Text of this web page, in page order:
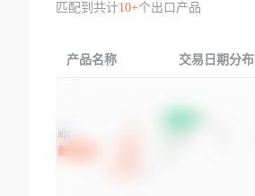
匹配到共计10+个出口产品
产品名称 交易日期分布